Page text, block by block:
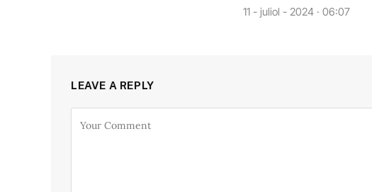
11 - juliol - 2024 · 06:07
LEAVE A REPLY